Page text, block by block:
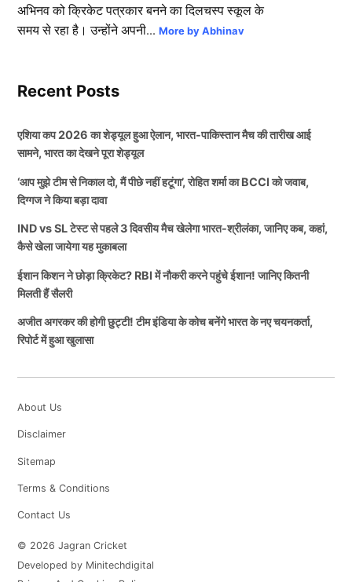
अभिनव को क्रिकेट पत्रकार बनने का दिलचस्प स्कूल के
समय से रहा है। उन्होंने अपनी...More by Abhinav
Recent Posts
एशिया कप 2026 का शेड्यूल हुआ ऐलान, भारत-पाकिस्तान मैच की तारीख आई
सामने, भारत का देखने पूरा शेड्यूल
‘आप मुझे टीम से निकाल दो, मैं पीछे नहीं हटूंगा’, रोहित शर्मा का BCCI को जवाब,
दिग्गज ने किया बड़ा दावा
IND vs SL टेस्ट से पहले 3 दिवसीय मैच खेलेगा भारत-श्रीलंका, जानिए कब, कहां,
कैसे खेला जायेगा यह मुकाबला
ईशान किशन ने छोड़ा क्रिकेट? RBI में नौकरी करने पहुंचे ईशान! जानिए कितनी
मिलती हैं सैलरी
अजीत अगरकर की होगी छुट्टी! टीम इंडिया के कोच बनेंगे भारत के नए चयनकर्ता,
रिपोर्ट में हुआ खुलासा
About Us
Disclaimer
Sitemap
Terms & Conditions
Contact Us
© 2026 Jagran Cricket
Developed by Minitechdigital